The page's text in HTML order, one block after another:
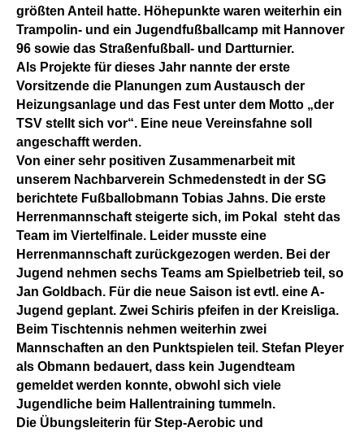
größten Anteil hatte. Höhepunkte waren weiterhin ein
Trampolin- und ein Jugendfußballcamp mit Hannover
96 sowie das Straßenfußball- und Dartturnier.
Als Projekte für dieses Jahr nannte der erste
Vorsitzende die Planungen zum Austausch der
Heizungsanlage und das Fest unter dem Motto „der
TSV stellt sich vor“. Eine neue Vereinsfahne soll
angeschafft werden.
Von einer sehr positiven Zusammenarbeit mit
unserem Nachbarverein Schmedenstedt in der SG
berichtete Fußballobmann Tobias Jahns. Die erste
Herrenmannschaft steigerte sich, im Pokal steht das
Team im Viertelfinale. Leider musste eine
Herrenmannschaft zurückgezogen werden. Bei der
Jugend nehmen sechs Teams am Spielbetrieb teil, so
Jan Goldbach. Für die neue Saison ist evtl. eine A-
Jugend geplant. Zwei Schiris pfeifen in der Kreisliga.
Beim Tischtennis nehmen weiterhin zwei
Mannschaften an den Punktspielen teil. Stefan Pleyer
als Obmann bedauert, dass kein Jugendteam
gemeldet werden konnte, obwohl sich viele
Jugendliche beim Hallentraining tummeln.
Die Übungsleiterin für Step-Aerobic und